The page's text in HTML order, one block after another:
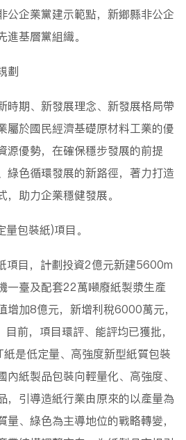
公企業黨建示範點，新鄉縣非公企
基層黨組織。
劃
期、新發展理念、新發展格局帶
屬於國民經濟基礎原材料工業的優
源優勢，在確保穩步發展的前提
綠色循環發展的新路徑，著力打造
助力企業穩健發展。
包裝紙)項目。
目，計劃投資2億元新建5600m
一臺及配套22萬噸廢紙製漿生產
增加8億元，新增利稅6000萬元，
前，項目環評、能評均已獲批，
是低定量、高強度新型紙質包裝
紙製品包裝向輕量化、高強度、
，引導造紙行業由原來的以產量為
、綠色為主導地位的戰略轉變，